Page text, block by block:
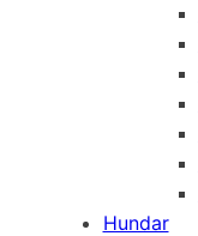
Hundar